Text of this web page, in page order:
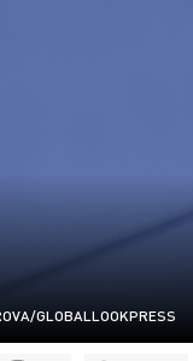
GLOBALLOOKPRESS